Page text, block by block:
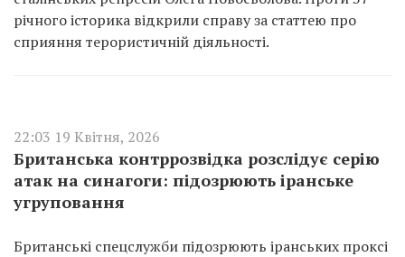
річного історика відкрили справу за статтею про
сприяння терористичній діяльності.
22:03 19 Квітня, 2026
Британська контррозвідка розслідує серію
атак на синагоги: підозрюють іранське
угруповання
Британські спецслужби підозрюють іранських проксі